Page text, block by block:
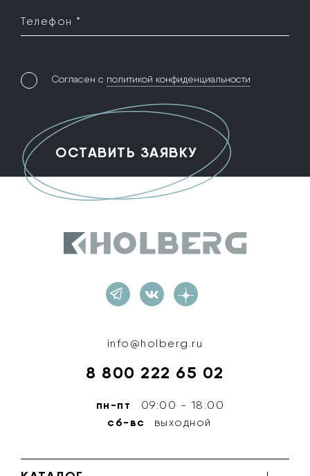
Телефон *
Согласен с политикой конфиденциальности
info@holberg.ru
8 800 222 65 02
пн-пт 09:00 - 18:00
сб-вс выходной